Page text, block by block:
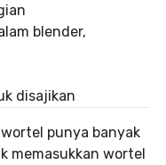
blender,
disajikan
punya banyak
memasukkan wortel